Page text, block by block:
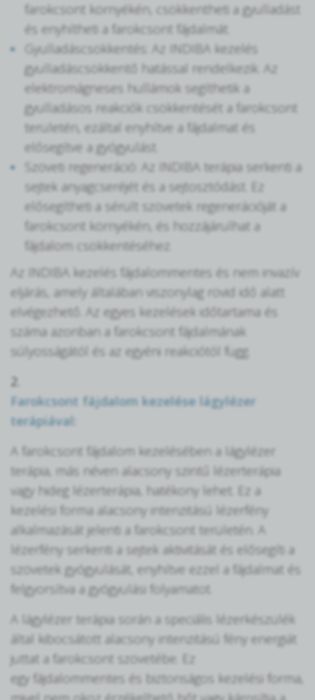
farokcsont környékén, csökkentheti a gyulladást
és enyhítheti a farokcsont fájdalmát.
Gyulladáscsökkentés: Az INDIBA kezelés
gyulladáscsökkentő hatással rendelkezik. Az
elektromágneses hullámok segíthetik a
gyulladásos reakciók csökkentését a farokcsont
területén, ezáltal enyhítve a fájdalmat és
elősegítve a gyógyulást.
Szöveti regeneráció: Az INDIBA terápia serkenti a
sejtek anyagcseréjét és a sejtosztódást. Ez
elősegítheti a sérült szövetek regenerációját a
farokcsont környékén, és hozzájárulhat a
fájdalom csökkentéséhez.
Az INDIBA kezelés fájdalommentes és nem invazív
eljárás, amely általában viszonylag rövid idő alatt
elvégezhető. Az egyes kezelések időtartama és
száma azonban a farokcsont fájdalmának
súlyosságától és az egyéni reakciótól függ.
2.
Farokcsont fájdalom kezelése lágylézer
terápiával:
A farokcsont fájdalom kezelésében a lágylézer
terápia, más néven alacsony szintű lézerterápia
vagy hideg lézerterápia, hatékony lehet. Ez a
kezelési forma alacsony intenzitású lézerfény
alkalmazását jelenti a farokcsont területén. A
lézerfény serkenti a sejtek aktivitását és elősegíti a
szövetek gyógyulását, enyhítve ezzel a fájdalmat és
felgyorsítva a gyógyulási folyamatot.
A lágylézer terápia során a speciális lézerkészülék
által kibocsátott alacsony intenzitású fény energiát
juttat a farokcsont szövetébe. Ez
egy fájdalommentes és biztonságos kezelési forma,